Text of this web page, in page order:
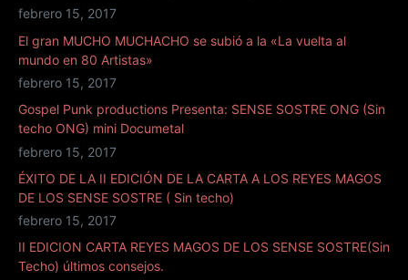
febrero 15, 2017
El gran MUCHO MUCHACHO se subió a la «La vuelta al
mundo en 80 Artistas»
febrero 15, 2017
Gospel Punk productions Presenta: SENSE SOSTRE ONG (Sin
techo ONG) mini Documetal
febrero 15, 2017
ÉXITO DE LA II EDICIÓN DE LA CARTA A LOS REYES MAGOS
DE LOS SENSE SOSTRE ( Sin techo)
febrero 15, 2017
II EDICION CARTA REYES MAGOS DE LOS SENSE SOSTRE(Sin
Techo) últimos consejos.